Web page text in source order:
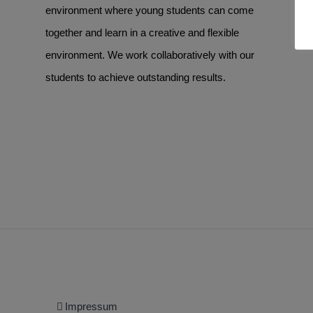
environment where young students can come
together and learn in a creative and flexible
environment. We work collaboratively with our
students to achieve outstanding results.
Impressum